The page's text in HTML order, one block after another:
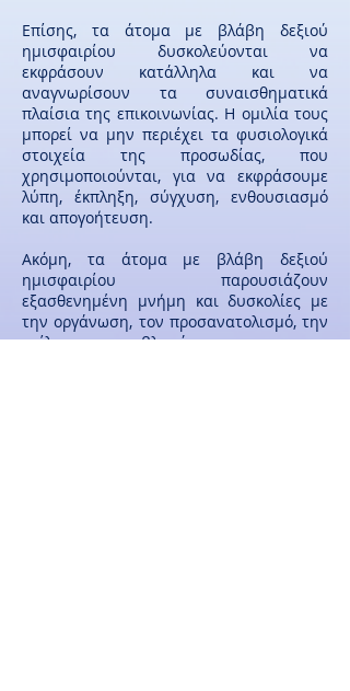
Επίσης, τα άτομα με βλάβη δεξιού
ημισφαιρίου δυσκολεύονται να
εκφράσουν κατάλληλα και να
αναγνωρίσουν τα συναισθηματικά
πλαίσια της επικοινωνίας. Η ομιλία τους
μπορεί να μην περιέχει τα φυσιολογικά
στοιχεία της προσωδίας, που
χρησιμοποιούνται, για να εκφράσουμε
λύπη, έκπληξη, σύγχυση, ενθουσιασμό
και απογοήτευση.
Ακόμη, τα άτομα με βλάβη δεξιού
ημισφαιρίου παρουσιάζουν
εξασθενημένη μνήμη και δυσκολίες με
την οργάνωση, τον προσανατολισμό, την
επίλυση προβλημάτων και την